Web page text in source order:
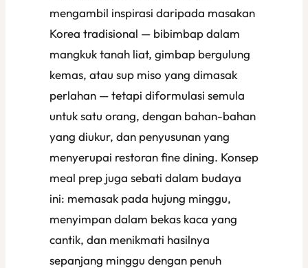
mengambil inspirasi daripada masakan
Korea tradisional — bibimbap dalam
mangkuk tanah liat, gimbap bergulung
kemas, atau sup miso yang dimasak
perlahan — tetapi diformulasi semula
untuk satu orang, dengan bahan-bahan
yang diukur, dan penyusunan yang
menyerupai restoran fine dining. Konsep
meal prep juga sebati dalam budaya
ini: memasak pada hujung minggu,
menyimpan dalam bekas kaca yang
cantik, dan menikmati hasilnya
sepanjang minggu dengan penuh